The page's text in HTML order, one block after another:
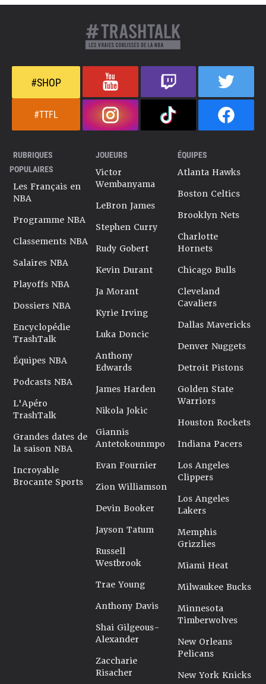
#SHOP
#TTFL
RUBRIQUES
POPULAIRES
Les Français en
NBA
Programme NBA
Classements NBA
Salaires NBA
Playoffs NBA
Dossiers NBA
Encyclopédie
TrashTalk
Équipes NBA
Podcasts NBA
L'Apéro
TrashTalk
Grandes dates de
la saison NBA
Incroyable
Brocante Sports
JOUEURS
Victor
Wembanyama
LeBron James
Stephen Curry
Rudy Gobert
Kevin Durant
Ja Morant
Kyrie Irving
Luka Doncic
Anthony
Edwards
James Harden
Nikola Jokic
Giannis
Antetokounmpo
Evan Fournier
Zion Williamson
Devin Booker
Jayson Tatum
Russell
Westbrook
Trae Young
Anthony Davis
Shai Gilgeous-
Alexander
Zaccharie
Risacher
ÉQUIPES
Atlanta Hawks
Boston Celtics
Brooklyn Nets
Charlotte
Hornets
Chicago Bulls
Cleveland
Cavaliers
Dallas Mavericks
Denver Nuggets
Detroit Pistons
Golden State
Warriors
Houston Rockets
Indiana Pacers
Los Angeles
Clippers
Los Angeles
Lakers
Memphis
Grizzlies
Miami Heat
Milwaukee Bucks
Minnesota
Timberwolves
New Orleans
Pelicans
New York Knicks